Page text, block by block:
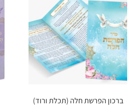
ברכון הפרשת חלה (תכלת ורוד)